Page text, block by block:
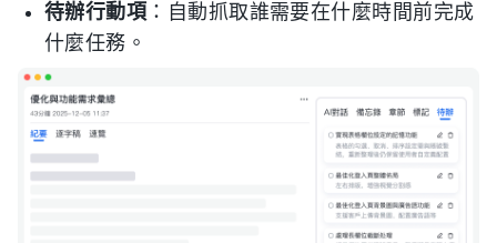
待辦行動項 ：自動抓取誰需要在什麼時間前完成
什麼任務。